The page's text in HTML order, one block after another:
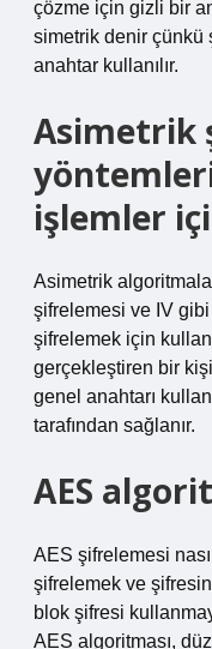
çözme için gizli bir
simetrik denir çünkü
anahtar kullanılır.
Asimetrik
işlemler
Asimetrik
şifrelemesi ve IV
şifrelemek için
gerçekleştiren bir
genel anahtarı
tarafından sağlanır.
AES
AES şifrelemesi
şifrelemek ve
blok şifresi
AES algoritması,